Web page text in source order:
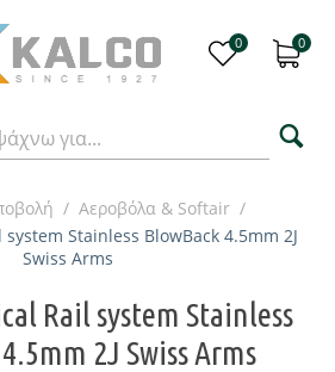
0 0
/ Αεροβόλα & Softair /
system Stainless BlowBack 4.5mm 2J
Swiss Arms
Rail system Stainless
2J Swiss Arms